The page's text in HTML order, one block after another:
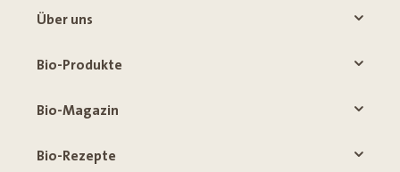
Über uns
Bio-Produkte
Bio-Magazin
Bio-Rezepte